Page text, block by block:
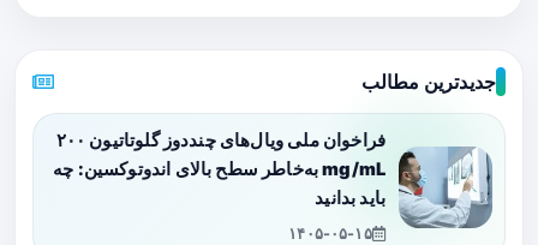
جدیدترین مطالب
فراخوان ملی ویال‌های چنددوز گلوتاتیون ۲۰۰
mg/mL به‌خاطر سطح بالای اندوتوکسین: چه
باید بدانید
۱۴۰۵-۰۵-۱۵